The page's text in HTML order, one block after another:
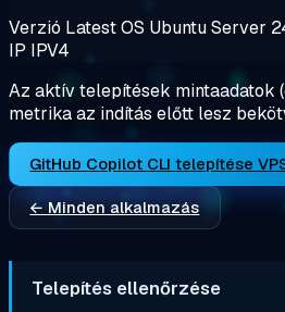
Verzió LatestOS Ubuntu Server
IP IPV4
Az aktív telepítések mintaadatok
metrika az indítás előtt lesz
GitHub Copilot CLI telepítése
← Minden alkalmazás
Telepítés ellenőrzése